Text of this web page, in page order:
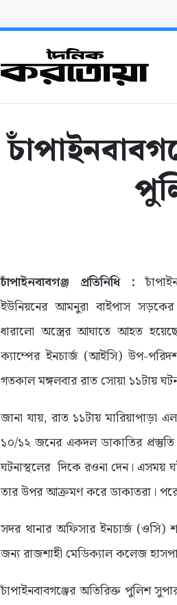
চাঁপাইনবাবগঞ্জ প্রতিনিধি :
ইউনিয়নের আমনুরা বাইপাস সড়কের
ধারালো অস্ত্রের আঘাতে আহত
ক্যাম্পের ইনচার্জ (আইসি) উপ-
গতকাল মঙ্গলবার রাত সোয়া ১১টায়
জানা যায়, রাত ১১টায় মারিয়াপাড়া
১০/১২ জনের একদল ডাকাতির
ঘটনাস্থলের দিকে রওনা দেন। এসময়
তার উপর আক্রমণ করে ডাকাতরা। পরে
সদর থানার অফিসার ইনচার্জ
জন্য রাজশাহী মেডিক্যাল কলেজ
চাঁপাইনবাবগঞ্জের অতিরিক্ত পুলিশ